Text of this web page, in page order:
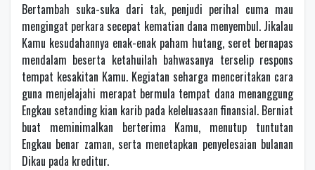
Bertambah suka-suka dari tak, penjudi perihal cuma mau
mengingat perkara secepat kematian dana menyembul. Jikalau
Kamu kesudahannya enak-enak paham hutang, seret bernapas
mendalam beserta ketahuilah bahwasanya terselip respons
tempat kesakitan Kamu. Kegiatan seharga menceritakan cara
guna menjelajahi merapat bermula tempat dana menanggung
Engkau setanding kian karib pada keleluasaan finansial. Berniat
buat meminimalkan berterima Kamu, menutup tuntutan
Engkau benar zaman, serta menetapkan penyelesaian bulanan
Dikau pada kreditur.